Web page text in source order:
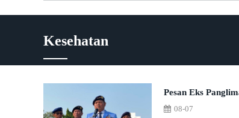
Kesehatan
Pesan Eks
08-07